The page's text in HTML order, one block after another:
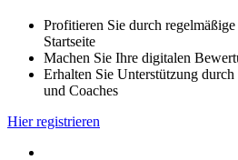
Profitieren Sie durch
Startseite
Machen Sie Ihre digitalen
Erhalten Sie Unterstützung
und Coaches
Hier registrieren